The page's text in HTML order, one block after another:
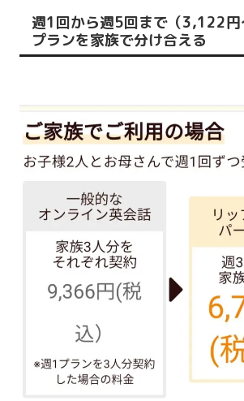
週1回から週5回まで（3,122円
プランを家族で分け合える